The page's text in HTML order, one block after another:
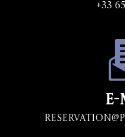
+33